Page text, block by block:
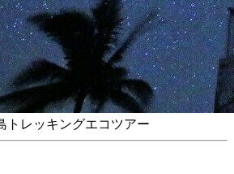
トレッキングエコツアー